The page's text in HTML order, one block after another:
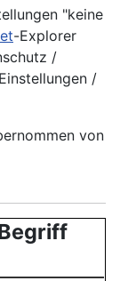
"keine
-Explorer
/
/
von